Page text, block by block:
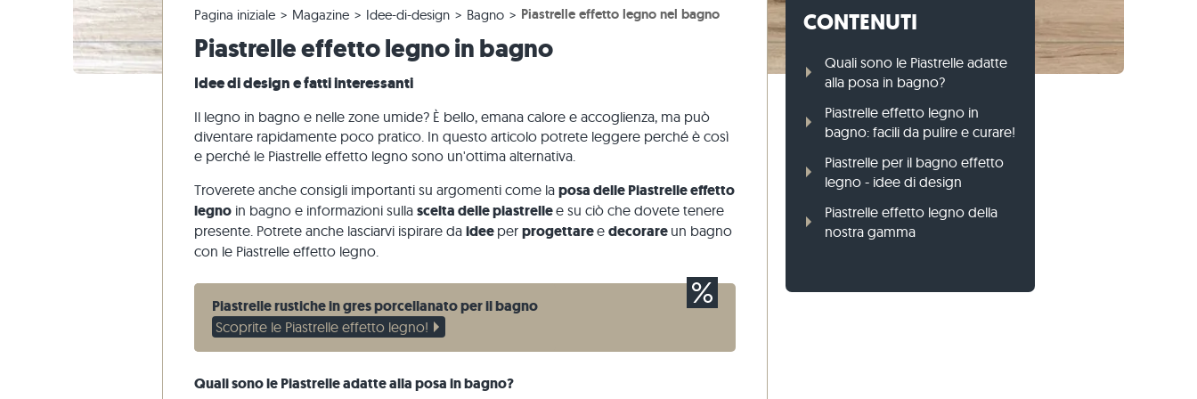
Piastrelle in quarzite
Piastrelle di marmo
Piastrelle antiche
Rivestimenti di pietra
Piastrelle beige
Piastrelle grigie
Pavimento calcarea
Pavimento marmo
Pavimento quarzite
Lastre per terrazze beige
Pavimento grigio
Sampietrini calcari
Gradini di blocco di gneiss
Gradini di blocco calcari
Mattoni di pietra travertino Cordoli per prato di gneiss
Reclami e riordini
Modifica e annullamento dell'ordine
Spedizione di campioni
Tour panoramico
Progettazione di giardini
Stili di vita
Marmo
Quarzite
Pagina iniziale Magazine Idee-di-design Bagno Piastrelle effetto legno nel bagno
Piastrelle effetto legno in bagno
Idee di design e fatti interessanti
Il legno in bagno e nelle zone umide? È bello, emana calore e accoglienza, ma può
diventare rapidamente poco pratico. In questo articolo potrete leggere perché è così
e perché le Piastrelle effetto legno sono un'ottima alternativa.
Troverete anche consigli importanti su argomenti come la posa delle Piastrelle effetto
legnoin bagno e informazioni sulla scelta delle piastrellee su ciò che dovete tenere
presente. Potrete anche lasciarvi ispirare da idee per progettaree decorare un bagno
con le Piastrelle effetto legno.
Piastrelle rustiche in gres porcellanato per il bagno
Scoprite le Piastrelle effetto legno!
Quali sono le Piastrelle adatte alla posa in bagno?
CONTENUTI
Quali sono le Piastrelle adatte
alla posa in bagno?
Piastrelle effetto legno in
bagno: facili da pulire e curare!
Piastrelle per il bagno effetto
legno - idee di design
Piastrelle effetto legno della
nostra gamma